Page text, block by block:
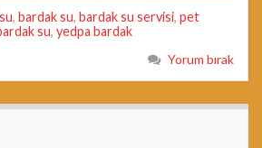
, bardak su, bardak su servisi, pet
su, yedpa bardak
Yorum bırak